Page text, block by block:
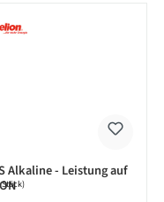
Alkaline - Leistung auf
Stück)